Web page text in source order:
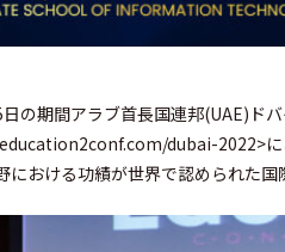
の期間アラブ首長国連邦(UAE)ド
dubai-2022>に
おける功績が世界で認められた国